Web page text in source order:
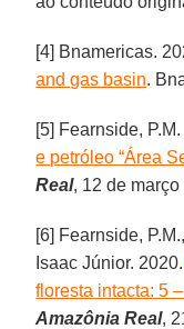
[4] Bnamericas.
and gas basin.
[5] Fearnside,
e petróleo “Área
Real, 12 de março
[6] Fearnside,
Isaac Júnior. 2020.
floresta intacta: 5
Amazônia Real,